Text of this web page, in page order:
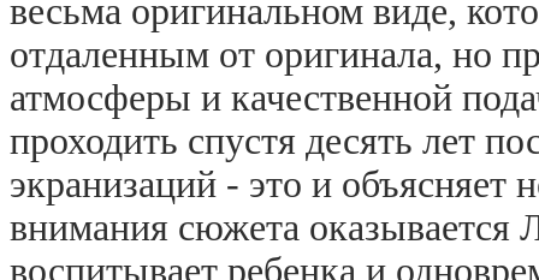
весьма оригинальном виде,
отдаленным от оригинала, но
атмосферы и качественной
проходить спустя десять лет
экранизаций - это и объясняет
внимания сюжета оказывается
воспитывает ребенка и